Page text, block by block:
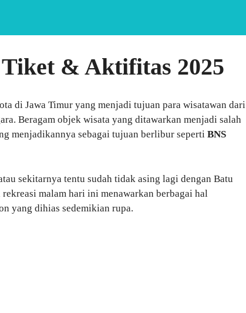
& Aktifitas 2025
di Jawa Timur yang menjadi tujuan para wisatawan dari
Beragam objek wisata yang ditawarkan menjadi salah
menjadikannya sebagai tujuan berlibur seperti BNS
sekitarnya tentu sudah tidak asing lagi dengan Batu
malam hari ini menawarkan berbagai hal
yang dihias sedemikian rupa.